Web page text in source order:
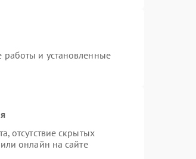
работы и установленные
отсутствие скрытых
онлайн на сайте